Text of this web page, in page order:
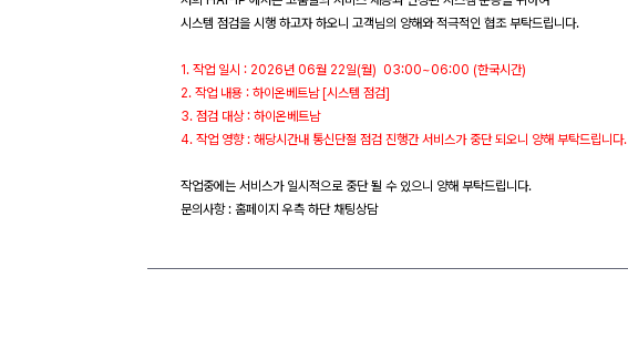
시스템 점검을 시행 하고자 하오니 고객님의 양해와 적극적인 협조 부탁드립니다.
1. 작업 일시 : 2026년 06월 22일(월) 03:00~06:00 (한국시간)
2. 작업 내용 : 하이온베트남 [시스템 점검]
3. 점검 대상 : 하이온베트남
4. 작업 영향 : 해당시간내 통신단절 점검 진행간 서비스가 중단 되오니 양해 부탁드립니다.
작업중에는 서비스가 일시적으로 중단 될 수 있으니 양해 부탁드립니다.
문의사항 : 홈페이지 우측 하단 채팅상담